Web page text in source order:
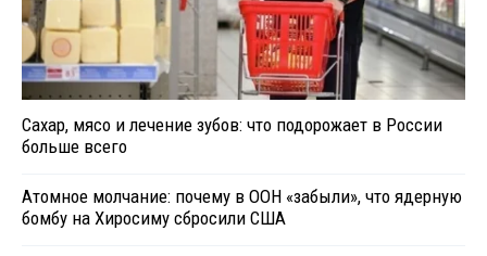
Сахар, мясо и лечение зубов: что подорожает в России
больше всего
Атомное молчание: почему в ООН «забыли», что ядерную
бомбу на Хиросиму сбросили США